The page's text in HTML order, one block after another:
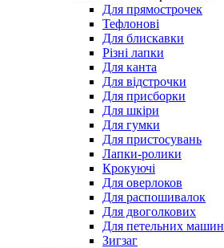
Для прямострочек
Тефлонові
Для блискавки
Різні лапки
Для канта
Для відстрочки
Для присборки
Для шкіри
Для гумки
Для пристосувань
Лапки-ролики
Крокуючі
Для оверлоков
Для распошивалок
Для двоголкових
Для петельних машин
Зигзаг